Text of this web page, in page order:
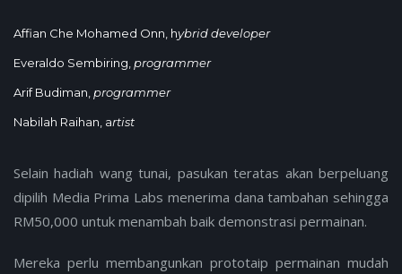
Affian Che Mohamed Onn, hybrid developer
Everaldo Sembiring,programmer
Arif Budiman,programmer
Nabilah Raihan, artist
Selain hadiah wang tunai, pasukan teratas akan berpeluang
dipilih Media Prima Labs menerima dana tambahan sehingga
RM50,000 untuk menambah baik demonstrasi permainan.
Mereka perlu membangunkan prototaip permainan mudah